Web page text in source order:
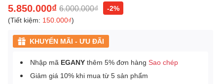
5.850.000₫ 6.000.000₫
-2%
(Tiết kiệm: 150.000₫)
KHUYẾN MÃI - ƯU ĐÃI
Nhập mã EGANY thêm 5% đơn hàng Sao chép
Giảm giá 10% khi mua từ 5 sản phẩm